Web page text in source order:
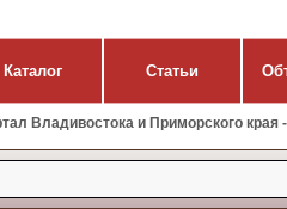
Каталог Статьи
Владивостока и Приморского края